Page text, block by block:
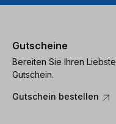
Gutscheine
Bereiten Sie Ihren
Gutschein.
Gutschein bestellen